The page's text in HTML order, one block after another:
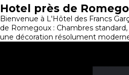
Hotel près de
Bienvenue à L'Hôtel des Francs
de Romegoux : Chambres
une décoration résolument